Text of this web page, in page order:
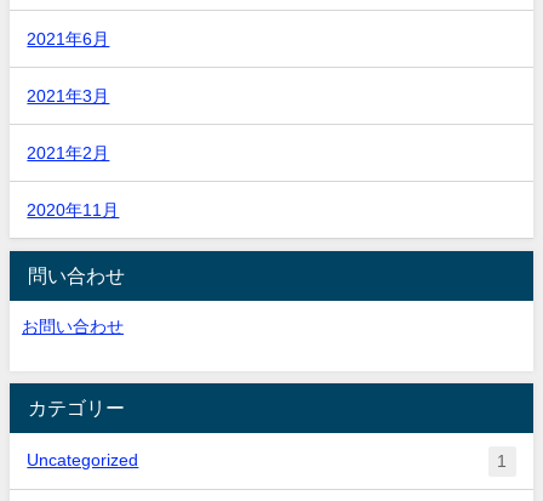
2021年6月
2021年3月
2021年2月
2020年11月
問い合わせ
お問い合わせ
カテゴリー
Uncategorized 1